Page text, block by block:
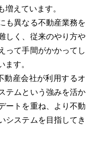
えています。
も異なる不動産業務を
しく、従来のやり方や
って手間がかかってし
ます。
動産会社が利用するオ
テムという強みを活か
ートを重ね、より不動
システムを目指してき